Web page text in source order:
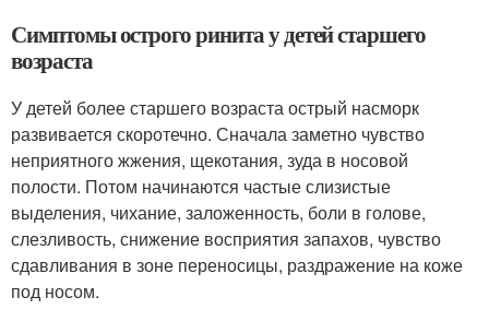
Симптомы острого ринита у детей старшего
возраста
У детей более старшего возраста острый насморк
развивается скоротечно. Сначала заметно чувство
неприятного жжения, щекотания, зуда в носовой
полости. Потом начинаются частые слизистые
выделения, чихание, заложенность, боли в голове,
слезливость, снижение восприятия запахов, чувство
сдавливания в зоне переносицы, раздражение на коже
под носом.